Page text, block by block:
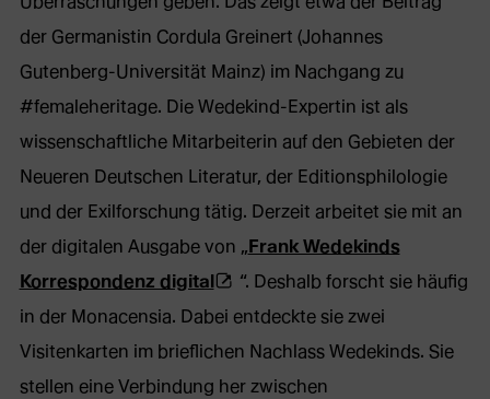
der Germanistin Cordula Greinert (Johannes
Gutenberg-Universität Mainz) im Nachgang zu
#femaleheritage. Die Wedekind-Expertin ist als
wissenschaftliche Mitarbeiterin auf den Gebieten der
Neueren Deutschen Literatur, der Editionsphilologie
und der Exilforschung tätig. Derzeit arbeitet sie mit an
der digitalen Ausgabe von „Frank Wedekinds
Korrespondenz digital(Öffnet
externe
Webseite
in
“. Deshalb forscht sie häufig
in der Monacensia. Dabei entdeckte sie zwei
Visitenkarten im brieflichen Nachlass Wedekinds. Sie
stellen eine Verbindung her zwischen